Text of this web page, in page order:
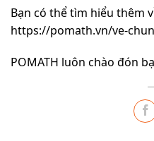
Bạn có thể tìm hiểu thêm
https://pomath.vn/ve-
POMATH luôn chào đón